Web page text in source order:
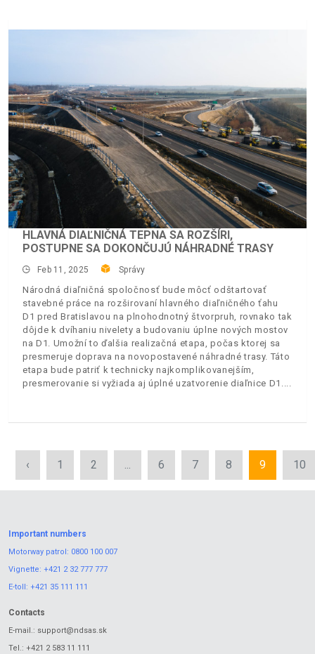
HLAVNÁ DIAĽNIČNÁ TEPNA SA ROZŠÍRI,
POSTUPNE SA DOKONČUJÚ NÁHRADNÉ TRASY
Feb 11, 2025 Správy
Národná diaľničná spoločnosť bude môcť odštartovať
stavebné práce na rozširovaní hlavného diaľničného ťahu
D1 pred Bratislavou na plnohodnotný štvorpruh, rovnako tak
dôjde k dvíhaniu nivelety a budovaniu úplne nových mostov
na D1. Umožní to ďalšia realizačná etapa, počas ktorej sa
presmeruje doprava na novopostavené náhradné trasy. Táto
etapa bude patriť k technicky najkomplikovanejším,
presmerovanie si vyžiada aj úplné uzatvorenie diaľnice D1.
‹ 1 2 ... 6 7 8 9 10
Important numbers
Motorway patrol: 0800 100 007
Vignette: +421 2 32 777 777
E-toll: +421 35 111 111
Contacts
E-mail.: support@ndsas.sk
Tel.: +421 2 583 11 111